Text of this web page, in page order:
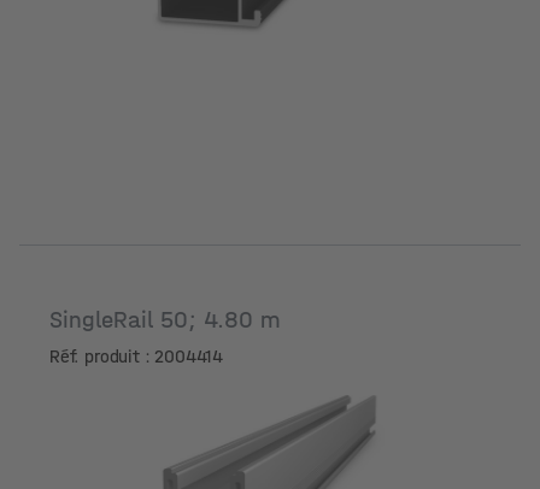
SingleRail 50; 4.80 m
Réf. produit : 2004414